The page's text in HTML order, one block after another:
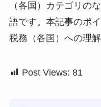
（各国）カテゴリの
語です。本記事のポ
税務（各国）への理
Post Views: 81